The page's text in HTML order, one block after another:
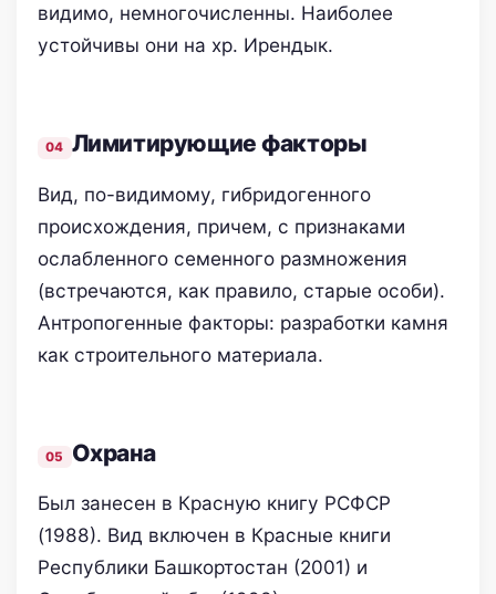
видимо, немногочисленны. Наиболее
устойчивы они на хр. Ирендык.
Лимитирующие факторы
Вид, по-видимому, гибридогенного
происхождения, причем, с признаками
ослабленного семенного размножения
(встречаются, как правило, старые особи).
Антропогенные факторы: разработки камня
как строительного материала.
Oхранa
Был занесен в Красную книгу РСФСР
(1988). Вид включен в Красные книги
Республики Башкортостан (2001) и